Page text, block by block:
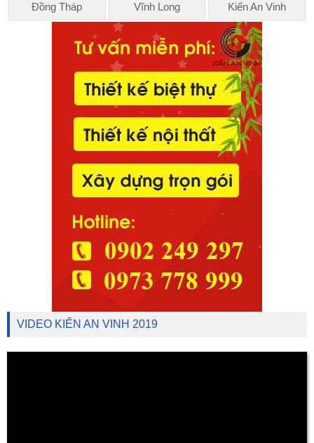
Đồng Tháp Vĩnh Long Kiến An Vinh
VIDEO KIẾN AN VINH 2019